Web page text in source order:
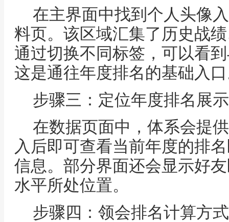
在主界面中找到个人头像
料页。该区域汇集了历史战
通过切换不同标签，可以看
这是通往年度排名的基础入
步骤三：定位年度排名展
在数据页面中，体系会提
入后即可查看当前年度的排
信息。部分界面还会显示好
水平所处位置。
步骤四：领会排名计算方式